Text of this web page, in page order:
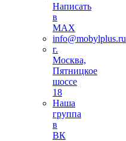
Написать
в
MAX
info@mobylplus.ru
г.
Москва,
Пятницкое
шоссе
18
Наша
группа
в
ВК